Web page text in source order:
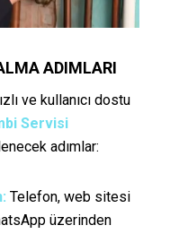
ADIMLARI
ve kullanıcı dostu
Servisi
adımlar:
Telefon, web sitesi
üzerinden